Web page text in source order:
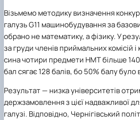
Візьмемо методику визначення
галузь G11 машинобудуванняза
обрано не математику, а фізику. У
за груди членів приймальних комісій
сина чотири предмети НМТ більше 140
бал сягає 128 балів, бо 50% балу було
Результат — низка університетів
держзамовлення з цієї надважливої
галузі. Відповідно, Чернігівський